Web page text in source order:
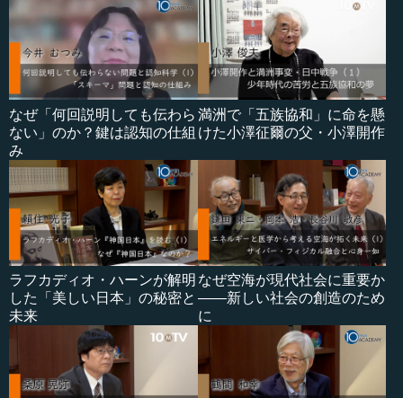
なぜ「何回説明しても伝わら
ない」のか？鍵は認知の仕組
み
満洲で「五族協和」に命を懸
けた小澤征爾の父・小澤開作
ラフカディオ・ハーンが解明
した「美しい日本」の秘密と
未来
なぜ空海が現代社会に重要か
――新しい社会の創造のため
に